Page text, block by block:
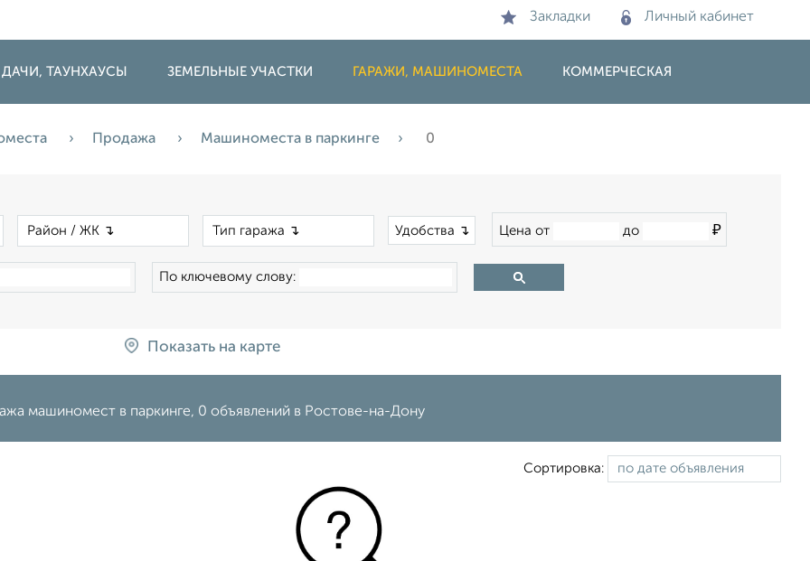
Закладки Личный кабинет
ТАУНХАУСЫ ЗЕМЕЛЬНЫЕ УЧАСТКИ ГАРАЖИ, МАШИНОМЕСТА КОММЕРЧЕСКАЯ
Продажа Машиноместа в паркинге 0
Удобства ↴ Цена от до ₽
По ключевому слову:
Показать на карте
машиномест в паркинге, 0 объявлений в Ростове-на-Дону
Сортировка: